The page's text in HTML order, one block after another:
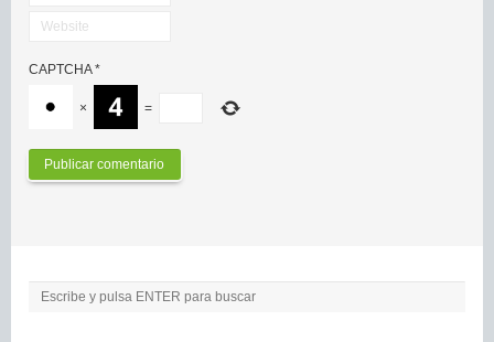
CAPTCHA*
× =